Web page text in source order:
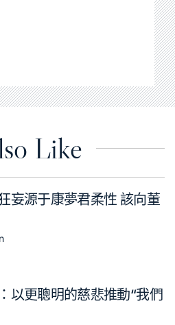
Like
妄源于康夢君柔性 該向董
以更聰明的慈悲推動“我們